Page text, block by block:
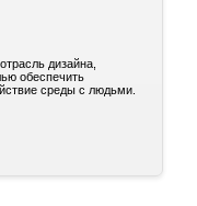
дизайна,
обеспечить
среды с людьми.